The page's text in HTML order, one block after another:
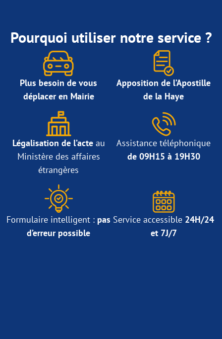
Pourquoi utiliser notre service ?
Plus besoin de vous
déplacer en Mairie
Apposition de l’Apostille
de la Haye
Légalisation de l’acteau
Ministère des affaires
étrangères
Assistance téléphonique
de 09H15 à 19H30
Formulaire intelligent : pas
d’erreur possible
Service accessible 24H/24
et 7J/7